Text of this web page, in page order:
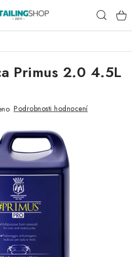
Primus 2.0 4.5L
Podrobnosti hodnocení